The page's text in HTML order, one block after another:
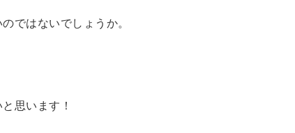
ではないでしょうか。
思います！